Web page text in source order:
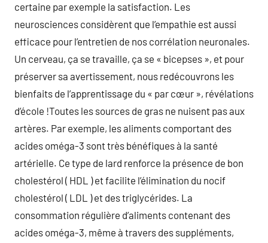
certaine par exemple la satisfaction. Les
neurosciences considèrent que l’empathie est aussi
efficace pour l’entretien de nos corrélation neuronales.
Un cerveau, ça se travaille, ça se « bicepses », et pour
préserver sa avertissement, nous redécouvrons les
bienfaits de l’apprentissage du « par cœur », révélations
d’école !Toutes les sources de gras ne nuisent pas aux
artères. Par exemple, les aliments comportant des
acides oméga-3 sont très bénéfiques à la santé
artérielle. Ce type de lard renforce la présence de bon
cholestérol ( HDL ) et facilite l’élimination du nocif
cholestérol ( LDL ) et des triglycérides. La
consommation régulière d’aliments contenant des
acides oméga-3, même à travers des suppléments,